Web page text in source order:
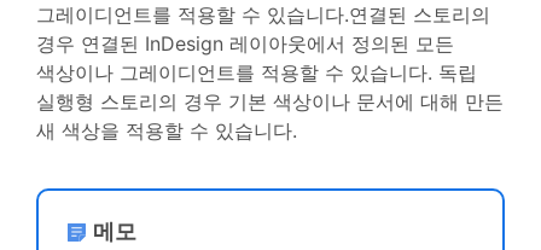
그레이디언트를 적용할 수 있습니다.연결된 스토리의
경우 연결된 InDesign 레이아웃에서 정의된 모든
색상이나 그레이디언트를 적용할 수 있습니다. 독립
실행형 스토리의 경우 기본 색상이나 문서에 대해 만든
새 색상을 적용할 수 있습니다.
메모